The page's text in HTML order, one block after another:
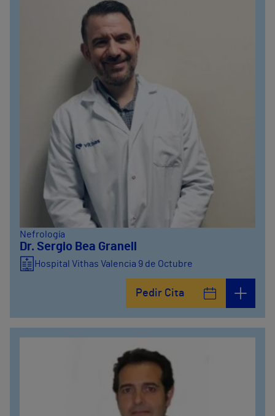
Nefrología
Dr. Sergio Bea Granell
Hospital Vithas Valencia 9 de Octubre
Pedir Cita